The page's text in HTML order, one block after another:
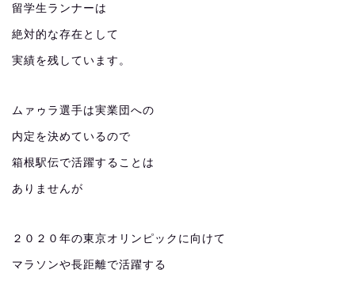
留学生ランナーは
絶対的な存在として
実績を残しています。
ムァゥラ選手は実業団への
内定を決めているので
箱根駅伝で活躍することは
ありませんが
２０２０年の東京オリンピックに向けて
マラソンや長距離で活躍する